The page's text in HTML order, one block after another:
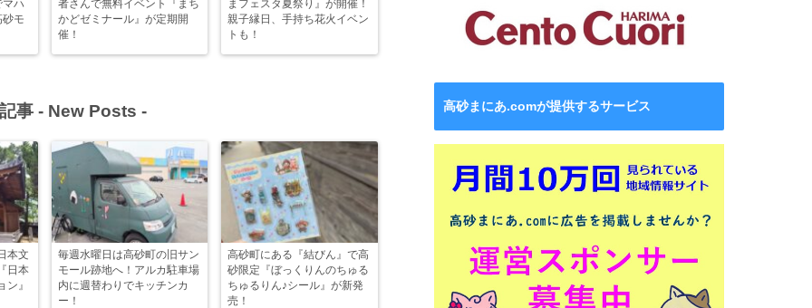
ハ
モ
者さんで無料イベント『まち
かどゼミナール』が定期開
催！
まフェスタ夏祭り』が開催！
親子縁日、手持ち花火イベン
トも！
事 - New Posts -
本文
日本
』
毎週水曜日は高砂町の旧サン
モール跡地へ！アルカ駐車場
内に週替わりでキッチンカ
ー！
高砂町にある『結びん』で高
砂限定『ぼっくりんのちゅる
ちゅるりん♪シール』が新発
売！
高砂まにあ.comが提供するサービス